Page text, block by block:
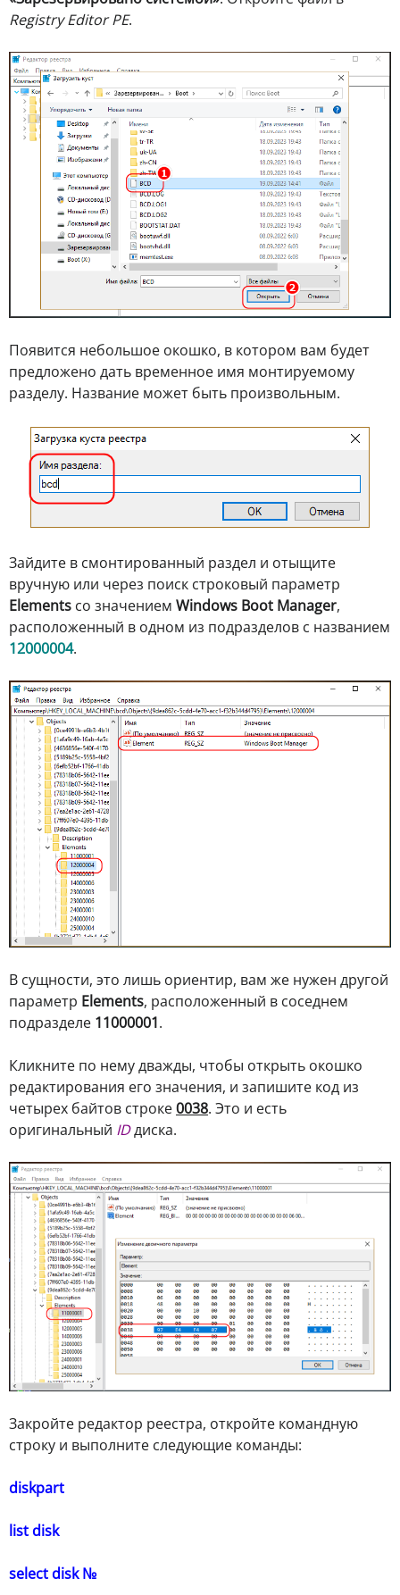
Registry Editor PE.
Появится небольшое окошко, в котором вам будет
предложено дать временное имя монтируемому
разделу. Название может быть произвольным.
Зайдите в смонтированный раздел и отыщите
вручную или через поиск строковый параметр
Elements со значением Windows Boot Manager,
расположенный в одном из подразделов с названием
12000004.
В сущности, это лишь ориентир, вам же нужен другой
параметр Elements, расположенный в соседнем
подразделе 11000001.
Кликните по нему дважды, чтобы открыть окошко
редактирования его значения, и запишите код из
четырех байтов строке0038. Это и есть
оригинальный IDдиска.
Закройте редактор реестра, откройте командную
строку и выполните следующие команды:
diskpart
list disk
select disk №